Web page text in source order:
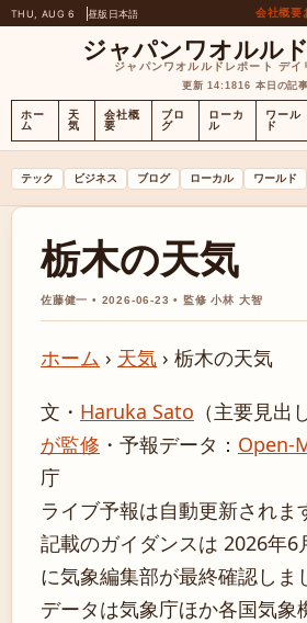
THU, AUG 6 昼版 日本語 会社概要
ジャパンワオルル
ジャパンワオルルドレポート デイ
更新 14:1816 本日の記事
ホー
ム
天
気
会社概
要
ブロ
グ
ローカ
ル
ワール
ド
テック ビジネス ブログ ローカル ワールド
栃木の天気
佐藤健一 • 2026-06-23 • 監修 小林 大智
ホーム › 天気 › 栃木の天気
文・ Haruka Sato （主要見出
が監修 ・ 予報データ： Open-
庁
ライブ予報は自動更新されま
記載のガイダンスは 2026年6
に気象編集部が最終確認しま
データは気象庁ほか各国気象